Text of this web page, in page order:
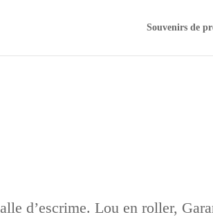
Souvenirs de
d’escrime. Lou en roller,